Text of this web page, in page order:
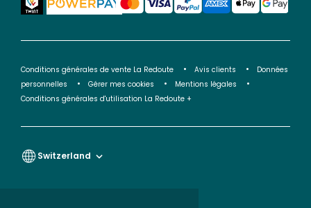
Conditions générales de vente La Redoute Avis clients
Données
personnelles
Gérer mes cookies
Mentions légales
Conditions générales d'utilisation La Redoute +
Switzerland